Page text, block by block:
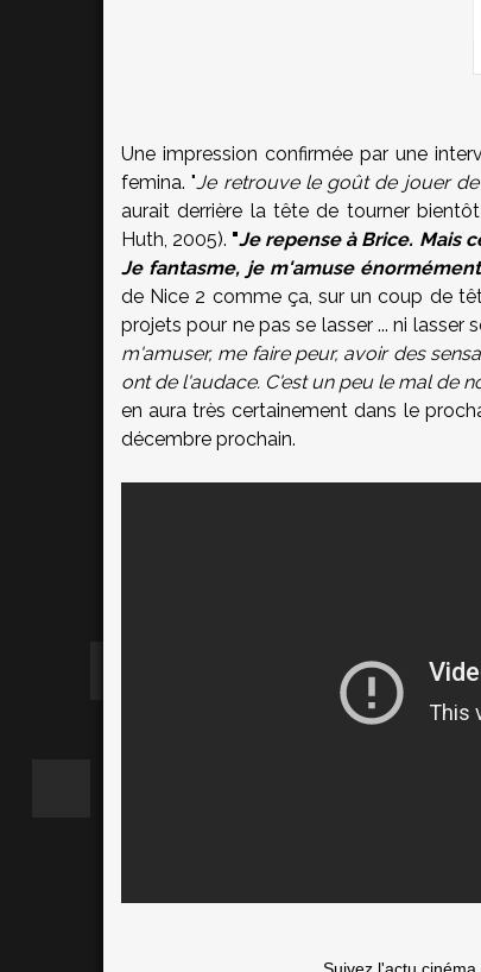
Une impression confirmée par une
femina. "Je retrouve le goût de jouer
aurait derrière la tête de tourner
Huth, 2005). "Je repense à Brice. Mais
Je fantasme, je m'amuse énormément
de Nice 2 comme ça, sur un coup de
projets pour ne pas se lasser ... ni lasser
m'amuser, me faire peur, avoir des
ont de l'audace. C'est un peu le mal de
en aura très certainement dans le
décembre prochain.